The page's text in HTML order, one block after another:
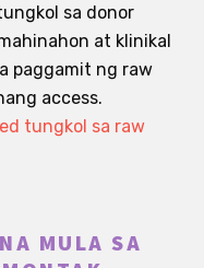
sa donor
at klinikal
paggamit ng raw
access.
tungkol sa raw
MULA SA